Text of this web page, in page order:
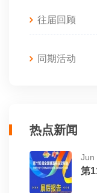
往届回顾
同期活动
热点新闻
Jun
第